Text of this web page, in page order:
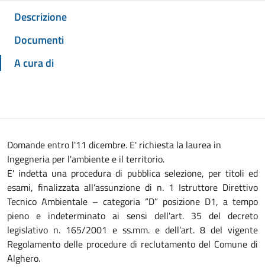
Descrizione
Documenti
A cura di
Domande entro l'11 dicembre. E' richiesta la laurea in
Ingegneria per l'ambiente e il territorio.
E' indetta una procedura di pubblica selezione, per titoli ed
esami, finalizzata all’assunzione di n. 1 Istruttore Direttivo
Tecnico Ambientale – categoria “D” posizione D1, a tempo
pieno e indeterminato ai sensi dell'art. 35 del decreto
legislativo n. 165/2001 e ss.mm. e dell’art. 8 del vigente
Regolamento delle procedure di reclutamento del Comune di
Alghero.